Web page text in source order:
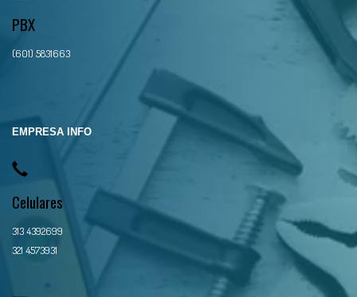
PBX
(601) 5831663
EMPRESA INFO
Celulares
313 4392699
321 4573931